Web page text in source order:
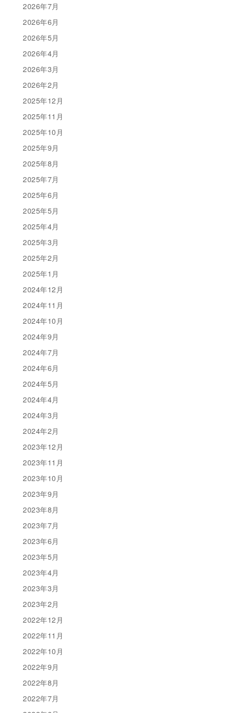
2026年7月
2026年6月
2026年5月
2026年4月
2026年3月
2026年2月
2025年12月
2025年11月
2025年10月
2025年9月
2025年8月
2025年7月
2025年6月
2025年5月
2025年4月
2025年3月
2025年2月
2025年1月
2024年12月
2024年11月
2024年10月
2024年9月
2024年7月
2024年6月
2024年5月
2024年4月
2024年3月
2024年2月
2023年12月
2023年11月
2023年10月
2023年9月
2023年8月
2023年7月
2023年6月
2023年5月
2023年4月
2023年3月
2023年2月
2022年12月
2022年11月
2022年10月
2022年9月
2022年8月
2022年7月